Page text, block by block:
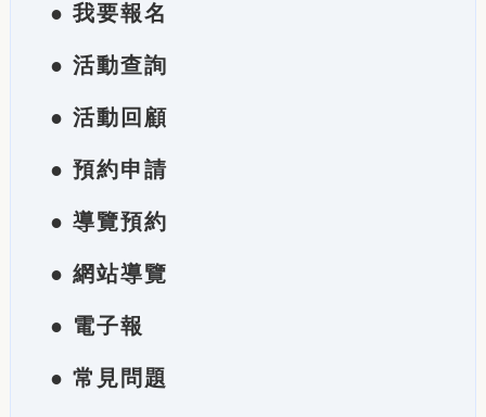
● 我要報名
● 活動查詢
● 活動回顧
● 預約申請
● 導覽預約
● 網站導覽
● 電子報
● 常見問題